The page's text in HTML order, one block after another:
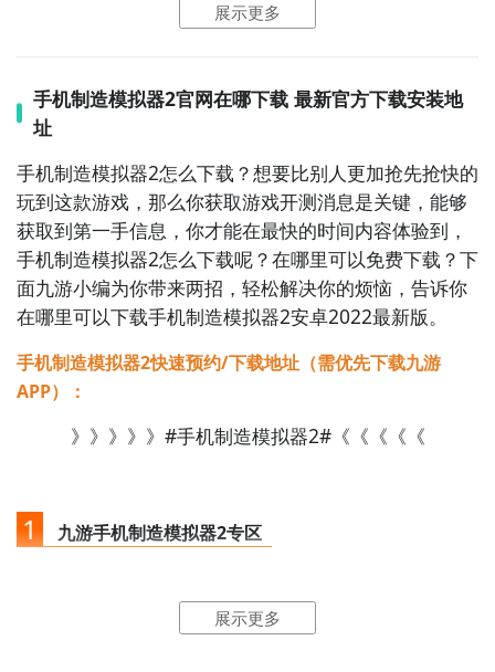
展示更多
手机制造模拟器2官网在哪下载 最新官方下载安装地
址
手机制造模拟器2怎么下载？想要比别人更加抢先抢快的
玩到这款游戏，那么你获取游戏开测消息是关键，能够
获取到第一手信息，你才能在最快的时间内容体验到，
手机制造模拟器2怎么下载呢？在哪里可以免费下载？下
面九游小编为你带来两招，轻松解决你的烦恼，告诉你
在哪里可以下载手机制造模拟器2安卓2022最新版。
手机制造模拟器2快速预约/下载地址（需优先下载九游
APP）：
》》》》》#手机制造模拟器2#《《《《《
1 九游手机制造模拟器2专区
，搜索手机制造模拟器2，进入之后你
会看到一个下载按钮，分别是【高速下载】
展示更多